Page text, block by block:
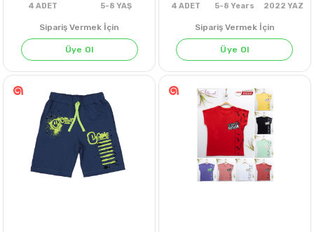
KIRMIZI SARI
4 5-8 YAŞ
Sipariş Vermek İçin
Üye Ol
ADET 5-8 Years
Sipariş Vermek İçin
Üye Ol